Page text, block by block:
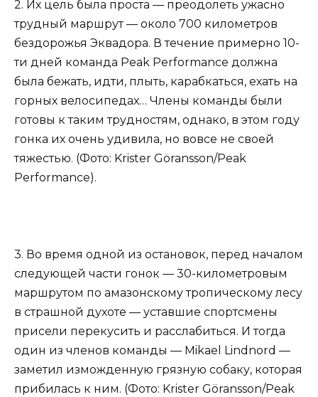
2. Их цель была проста — преодолеть ужасно
трудный маршрут — около 700 километров
бездорожья Эквадора. В течение примерно 10-
ти дней команда Peak Performance должна
была бежать, идти, плыть, карабкаться, ехать на
горных велосипедах… Члены команды были
готовы к таким трудностям, однако, в этом году
гонка их очень удивила, но вовсе не своей
тяжестью. (Фото: Krister Göransson/Peak
Performance).
3. Во время одной из остановок, перед началом
следующей части гонок — 30-километровым
маршрутом по амазонскому тропическому лесу
в страшной духоте — уставшие спортсмены
присели перекусить и расслабиться. И тогда
один из членов команды — Mikael Lindnord —
заметил изможденную грязную собаку, которая
прибилась к ним. (Фото: Krister Göransson/Peak